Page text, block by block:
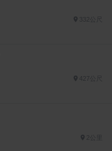
427公尺